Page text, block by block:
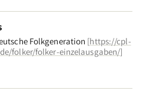
Folkgeneration [https://cpl-
folker/folker-einzelausgaben/]